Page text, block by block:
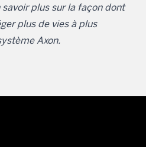
plus sur la façon dont
plus de vies à plus
Axon.